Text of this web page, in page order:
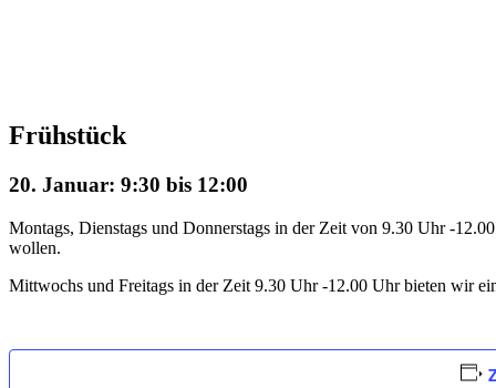
Frühstück
20. Januar: 9:30 bis 12:00
Montags, Dienstags und Donnerstags in der Zeit von 9.30 Uhr -
wollen.
Mittwochs und Freitags in der Zeit 9.30 Uhr -12.00 Uhr bieten wir